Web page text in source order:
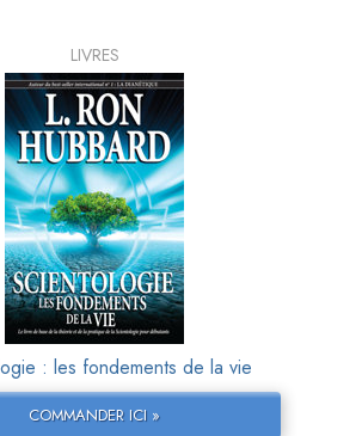
LIVRES
: les fondements de la vie
COMMANDER ICI »